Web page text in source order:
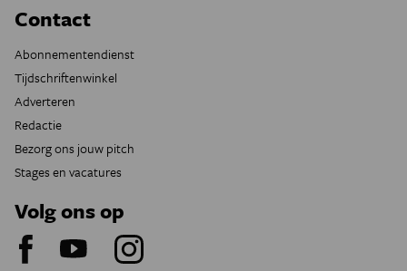
Contact
Abonnementendienst
Tijdschriftenwinkel
Adverteren
Redactie
Bezorg ons jouw pitch
Stages en vacatures
Volg ons op